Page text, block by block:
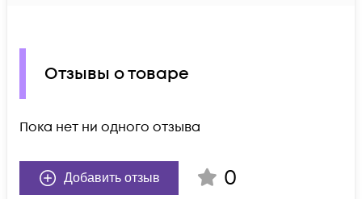
Отзывы о товаре
Пока нет ни одного отзыва
Добавить отзыв 0